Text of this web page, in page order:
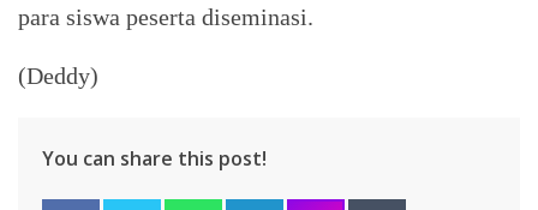
para siswa peserta diseminasi.
(Deddy)
You can share this post!